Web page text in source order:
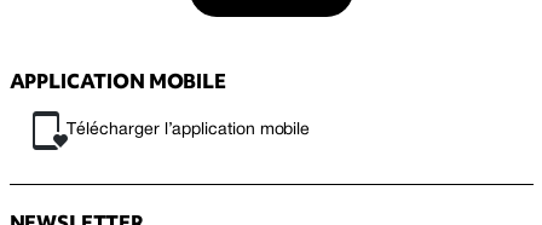
APPLICATION MOBILE
Télécharger l’application mobile